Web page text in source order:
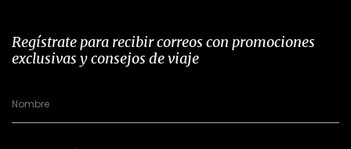
Regístrate para recibir correos con promociones
exclusivas y consejos de viaje